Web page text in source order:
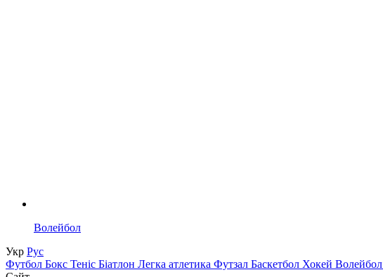
Волейбол
Укр Рус
Футбол Бокс Теніс Біатлон Легка атлетика Футзал Баскетбол Хокей Волейбол